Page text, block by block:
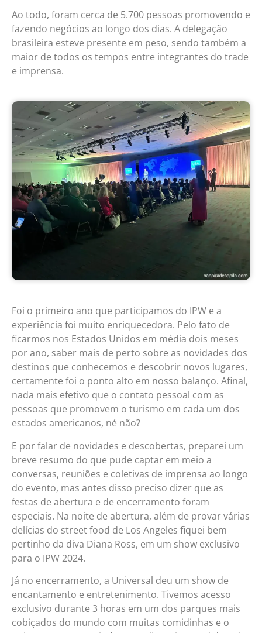
Ao todo, foram cerca de 5.700 pessoas promovendo e
fazendo negócios ao longo dos dias. A delegação
brasileira esteve presente em peso, sendo também a
maior de todos os tempos entre integrantes do trade
e imprensa.
Foi o primeiro ano que participamos do IPW e a
experiência foi muito enriquecedora. Pelo fato de
ficarmos nos Estados Unidos em média dois meses
por ano, saber mais de perto sobre as novidades dos
destinos que conhecemos e descobrir novos lugares,
certamente foi o ponto alto em nosso balanço. Afinal,
nada mais efetivo que o contato pessoal com as
pessoas que promovem o turismo em cada um dos
estados americanos, né não?
E por falar de novidades e descobertas, preparei um
breve resumo do que pude captar em meio a
conversas, reuniões e coletivas de imprensa ao longo
do evento, mas antes disso preciso dizer que as
festas de abertura e de encerramento foram
especiais. Na noite de abertura, além de provar várias
delícias do street food de Los Angeles fiquei bem
pertinho da diva Diana Ross, em um show exclusivo
para o IPW 2024.
Já no encerramento, a Universal deu um show de
encantamento e entretenimento. Tivemos acesso
exclusivo durante 3 horas em um dos parques mais
cobiçados do mundo com muitas comidinhas e o